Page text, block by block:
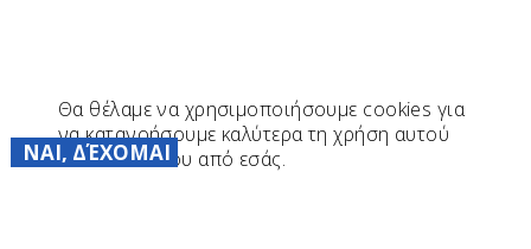
Θα θέλαμε να χρησιμοποιήσουμε cookies για
να κατανοήσουμε καλύτερα τη χρήση αυτού
του ιστότοπου από εσάς.
ΝΑΙ, ΔΈΧΟΜΑΙ